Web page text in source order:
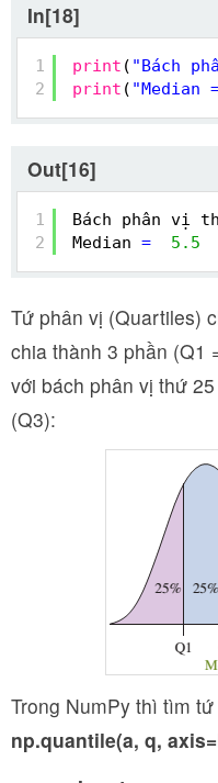
In[18]
1
2
print ( "Bách
print ( "Median
Out[16]
1
2
Bách phân vị
Median = 5.5
Tứ phân vị (Quartiles)
chia thành 3 phần (Q1
với bách phân vị thứ
(Q3):
Trong NumPy thì tìm
np.quantile(a, q,